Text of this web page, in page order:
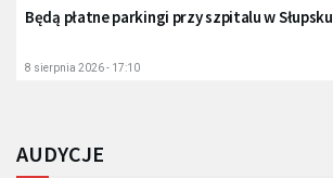
Będą płatne parkingi przy szpitalu w Słupsku
8 sierpnia 2026 - 17:10
AUDYCJE